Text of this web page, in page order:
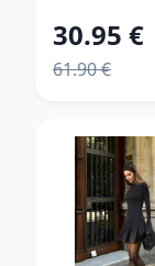
30.95 €
61.90 €